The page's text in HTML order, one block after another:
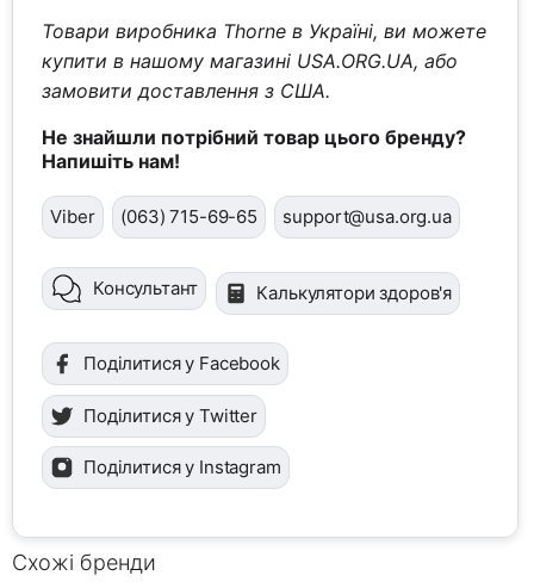
Товари виробника Thorne в Україні, ви можете
купити в нашому магазині USA.ORG.UA, або
замовити доставлення з США.
Не знайшли потрібний товар цього бренду?
Напишіть нам!
Viber (063) 715-69-65 support@usa.org.ua
Консультант Калькулятори здоров'я
Поділитися у Facebook
Поділитися у Twitter
Поділитися у Instagram
Схожі бренди